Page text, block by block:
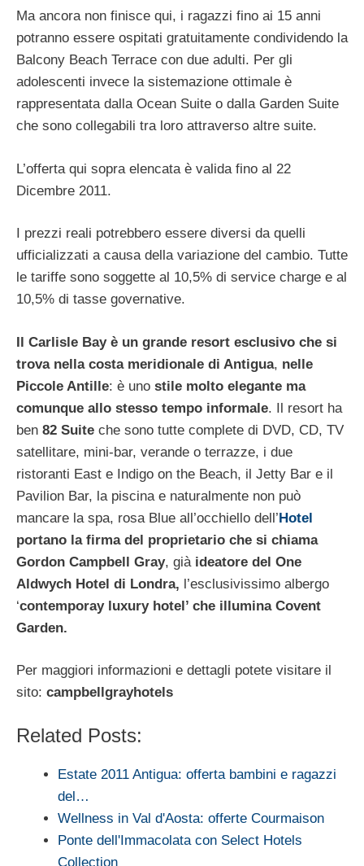
Ma ancora non finisce qui, i ragazzi fino ai 15 anni
potranno essere ospitati gratuitamente condividendo la
Balcony Beach Terrace con due adulti. Per gli
adolescenti invece la sistemazione ottimale è
rappresentata dalla Ocean Suite o dalla Garden Suite
che sono collegabili tra loro attraverso altre suite.
L’offerta qui sopra elencata è valida fino al 22
Dicembre 2011.
I prezzi reali potrebbero essere diversi da quelli
ufficializzati a causa della variazione del cambio. Tutte
le tariffe sono soggette al 10,5% di service charge e al
10,5% di tasse governative.
Il Carlisle Bay è un grande resort esclusivo che si
trova nella costa meridionale di Antigua, nelle
Piccole Antille: è uno stile molto elegante ma
comunque allo stesso tempo informale. Il resort ha
ben 82 Suite che sono tutte complete di DVD, CD, TV
satellitare, mini-bar, verande o terrazze, i due
ristoranti East e Indigo on the Beach, il Jetty Bar e il
Pavilion Bar, la piscina e naturalmente non può
mancare la spa, rosa Blue all’occhiello dell’Hotel
portano la firma del proprietario che si chiama
Gordon Campbell Gray, già ideatore del One
Aldwych Hotel di Londra, l’esclusivissimo albergo
‘contemporay luxury hotel’ che illumina Covent
Garden.
Per maggiori informazioni e dettagli potete visitare il
sito: campbellgrayhotels
Related Posts:
Estate 2011 Antigua: offerta bambini e ragazzi
del…
Wellness in Val d'Aosta: offerte Courmaison
Ponte dell'Immacolata con Select Hotels
Collection